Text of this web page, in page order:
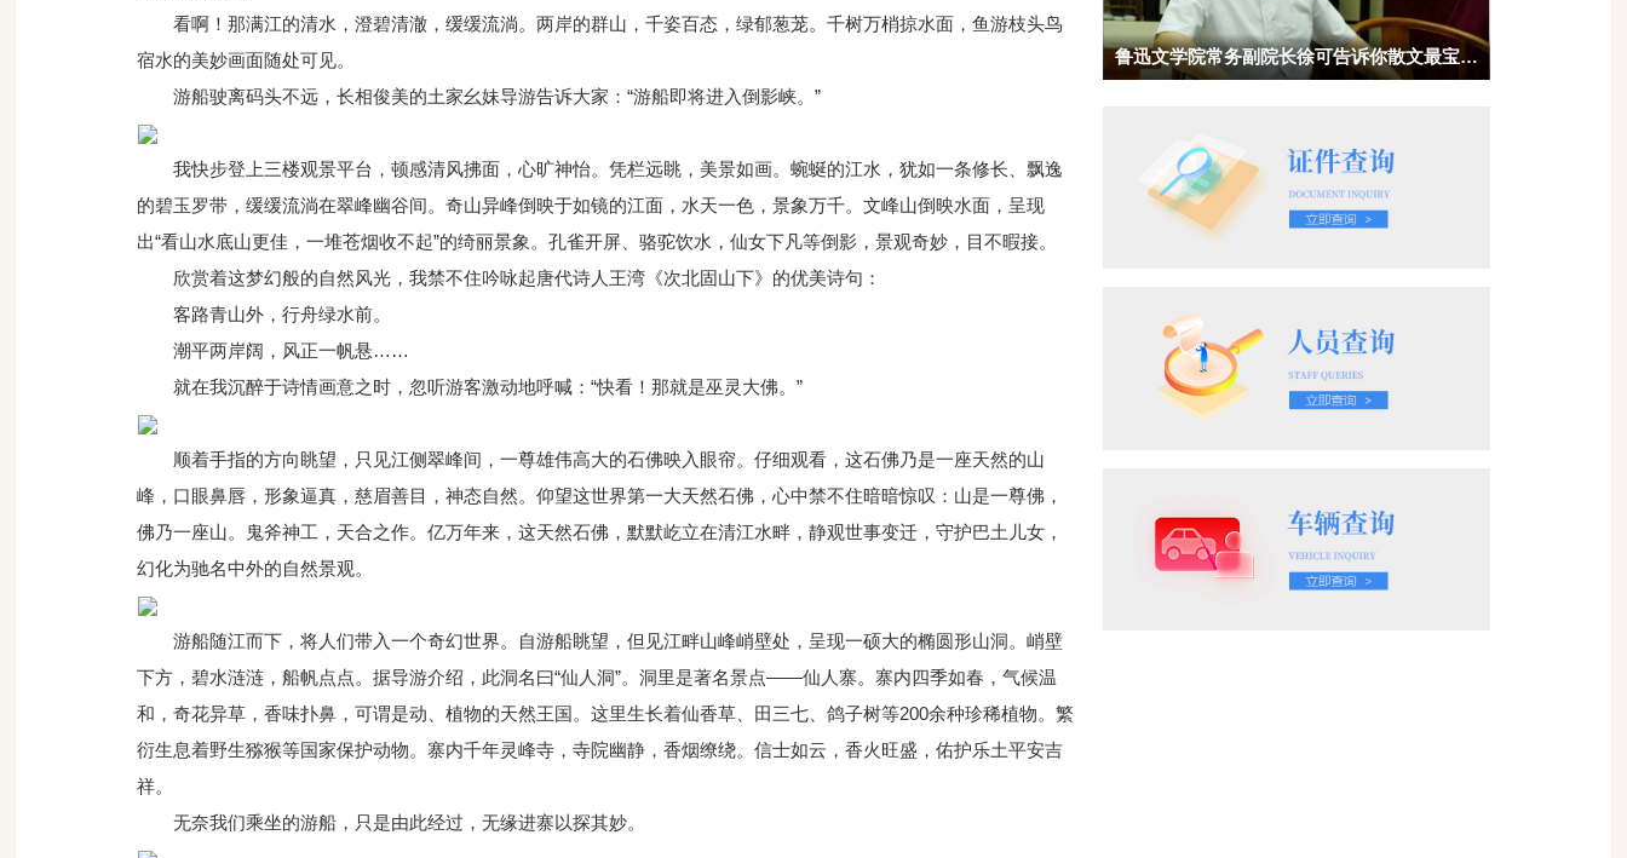
鲁迅文学院常务副院长徐可告诉你散文最宝贵
的品质是什么
看啊！那满江的清水，澄碧清澈，缓缓流淌。两岸的群山，千姿百态，绿郁葱茏。千树万梢掠水面，鱼游枝头鸟
宿水的美妙画面随处可见。
游船驶离码头不远，长相俊美的土家幺妹导游告诉大家：“游船即将进入倒影峡。”
我快步登上三楼观景平台，顿感清风拂面，心旷神怡。凭栏远眺，美景如画。蜿蜒的江水，犹如一条修长、飘逸
的碧玉罗带，缓缓流淌在翠峰幽谷间。奇山异峰倒映于如镜的江面，水天一色，景象万千。文峰山倒映水面，呈现
出“看山水底山更佳，一堆苍烟收不起”的绮丽景象。孔雀开屏、骆驼饮水，仙女下凡等倒影，景观奇妙，目不暇接。
欣赏着这梦幻般的自然风光，我禁不住吟咏起唐代诗人王湾《次北固山下》的优美诗句：
客路青山外，行舟绿水前。
潮平两岸阔，风正一帆悬……
就在我沉醉于诗情画意之时，忽听游客激动地呼喊：“快看！那就是巫灵大佛。”
顺着手指的方向眺望，只见江侧翠峰间，一尊雄伟高大的石佛映入眼帘。仔细观看，这石佛乃是一座天然的山
峰，口眼鼻唇，形象逼真，慈眉善目，神态自然。仰望这世界第一大天然石佛，心中禁不住暗暗惊叹：山是一尊佛，
佛乃一座山。鬼斧神工，天合之作。亿万年来，这天然石佛，默默屹立在清江水畔，静观世事变迁，守护巴土儿女，
幻化为驰名中外的自然景观。
游船随江而下，将人们带入一个奇幻世界。自游船眺望，但见江畔山峰峭壁处，呈现一硕大的椭圆形山洞。峭壁
下方，碧水涟涟，船帆点点。据导游介绍，此洞名曰“仙人洞”。洞里是著名景点——仙人寨。寨内四季如春，气候温
和，奇花异草，香味扑鼻，可谓是动、植物的天然王国。这里生长着仙香草、田三七、鸽子树等200余种珍稀植物。繁
衍生息着野生猕猴等国家保护动物。寨内千年灵峰寺，寺院幽静，香烟缭绕。信士如云，香火旺盛，佑护乐土平安吉
祥。
无奈我们乘坐的游船，只是由此经过，无缘进寨以探其妙。